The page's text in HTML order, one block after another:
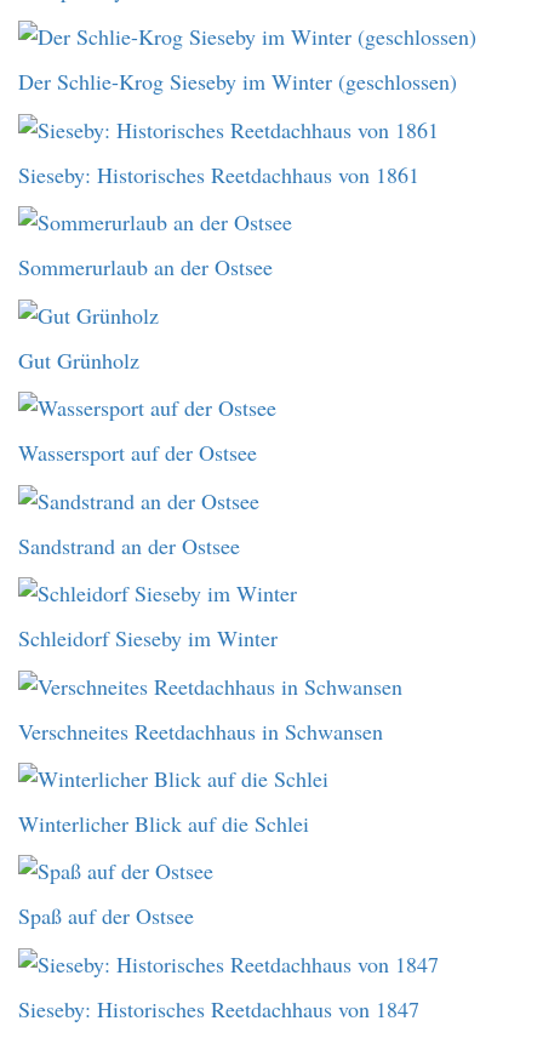
Der Schlie-Krog Sieseby im Winter (geschlossen)
Sieseby: Historisches Reetdachhaus von 1861
Sommerurlaub an der Ostsee
Gut Grünholz
Wassersport auf der Ostsee
Sandstrand an der Ostsee
Schleidorf Sieseby im Winter
Verschneites Reetdachhaus in Schwansen
Winterlicher Blick auf die Schlei
Spaß auf der Ostsee
Sieseby: Historisches Reetdachhaus von 1847